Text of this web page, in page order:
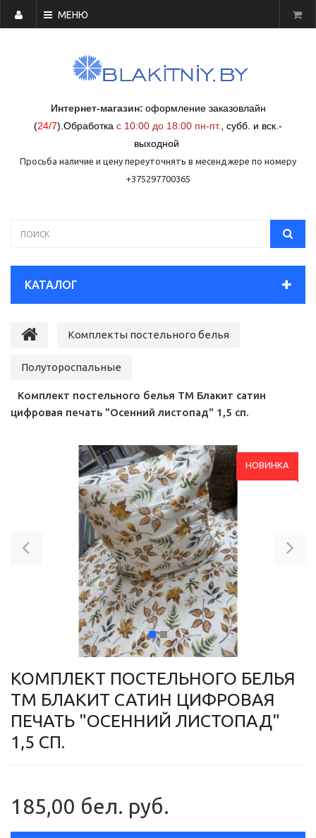
МЕНЮ
Интернет-магазин: оформление заказовлайн
(24/7) Обработка с 10:00 до 18:00 пн-пт. субб. и вск.-
выходной
Просьба наличие и цену переуточнять в месенджере по номеру
+375297700365
КАТАЛОГ
Комплекты постельного белья
Полутороспальные
Комплект постельного белья ТМ Блакит сатин
цифровая печать "Осенний листопад" 1,5 сп.
НОВИНКА
Previous
КОМПЛЕКТ ПОСТЕЛЬНОГО БЕЛЬЯ
ТМ БЛАКИТ САТИН ЦИФРОВАЯ
ПЕЧАТЬ "ОСЕННИЙ ЛИСТОПАД"
1,5 СП.
185,00 бел. руб.